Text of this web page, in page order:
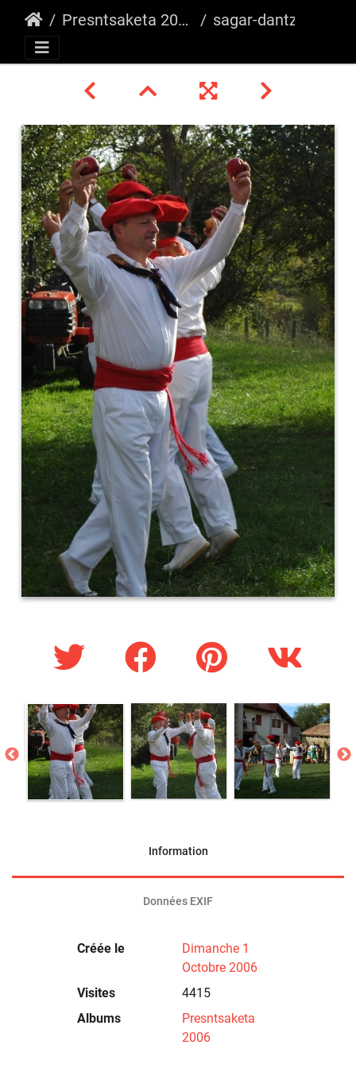
Presntsaketa 2006 sagar-dantza-15 26822418801 o
Information
Données EXIF
Créée le
Dimanche 1
Octobre 2006
Visites
4415
Albums
Presntsaketa
2006